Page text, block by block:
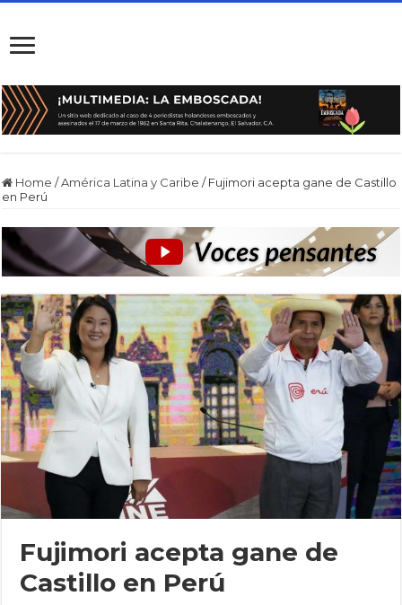
Home /América Latina y Caribe / Fujimori acepta gane de Castillo
en Perú
Fujimori acepta gane de
Castillo en Perú